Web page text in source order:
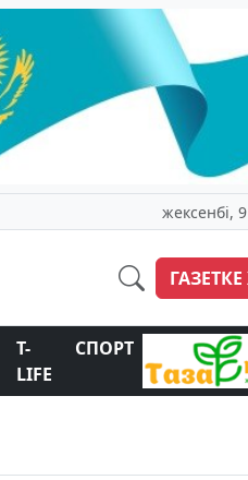
жексенбі,
T-
LIFE
СПОРТ